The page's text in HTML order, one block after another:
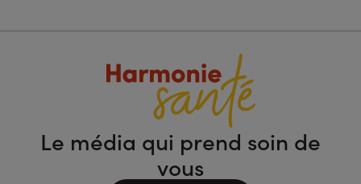
Le média qui prend soin de
vous